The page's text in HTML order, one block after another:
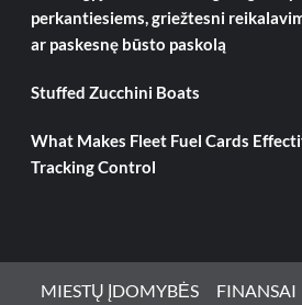
perkantiesiems, griežtesni
ar paskesnę būsto paskolą
Stuffed Zucchini Boats
What Makes Fleet Fuel Cards
Tracking Control
MIESTŲ ĮDOMYBĖS FINANSAI